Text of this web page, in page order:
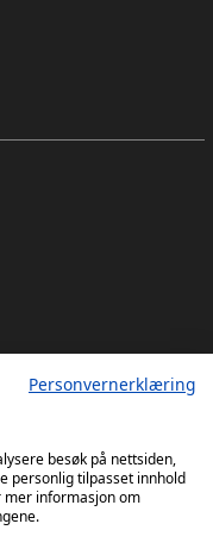
Personvernerklæring
besøk på nettsiden,
personlig tilpasset innhold
mer informasjon om